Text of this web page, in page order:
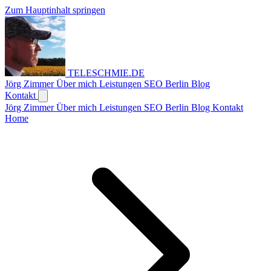
Zum Hauptinhalt springen
TELESCHMIE.DE
Jörg ZimmerÜber mich Leistungen SEO Berlin Blog
Kontakt
Jörg ZimmerÜber mich Leistungen SEO Berlin Blog Kontakt
Home